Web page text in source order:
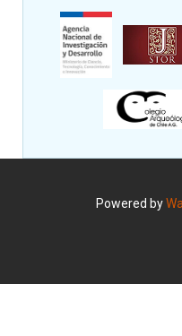
Powered by